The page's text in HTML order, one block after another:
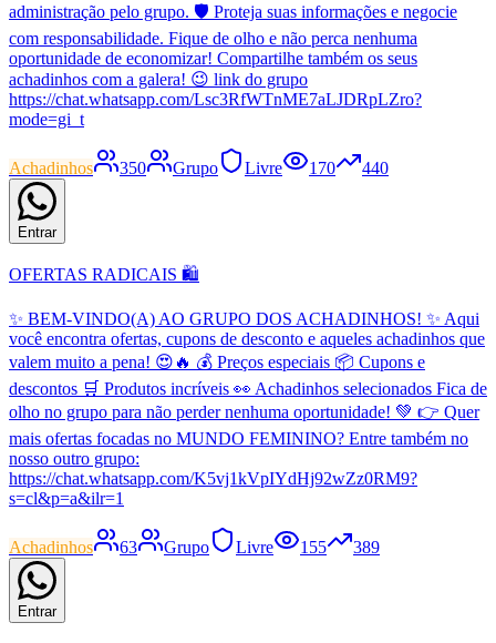
administração pelo grupo. 🛡️ Proteja suas informações e negocie
com responsabilidade. Fique de olho e não perca nenhuma
oportunidade de economizar! Compartilhe também os seus
achadinhos com a galera! 😉 link do grupo
https://chat.whatsapp.com/Lsc3RfWTnME7aLJDRpLZro?
mode=gi_t
Achadinhos 350 Grupo Livre 170 440
Entrar
OFERTAS RADICAIS 🛍️
✨ BEM-VINDO(A) AO GRUPO DOS ACHADINHOS! ✨ Aqui
você encontra ofertas, cupons de desconto e aqueles achadinhos que
valem muito a pena! 😍🔥 💰 Preços especiais 📦 Cupons e
descontos 🛒 Produtos incríveis 👀 Achadinhos selecionados Fica de
olho no grupo para não perder nenhuma oportunidade! 💚 👉 Quer
mais ofertas focadas no MUNDO FEMININO? Entre também no
nosso outro grupo:
https://chat.whatsapp.com/K5vj1kVpIYdHj92wZz0RM9?
s=cl&p=a&ilr=1
Achadinhos 63 Grupo Livre 155 389
Entrar